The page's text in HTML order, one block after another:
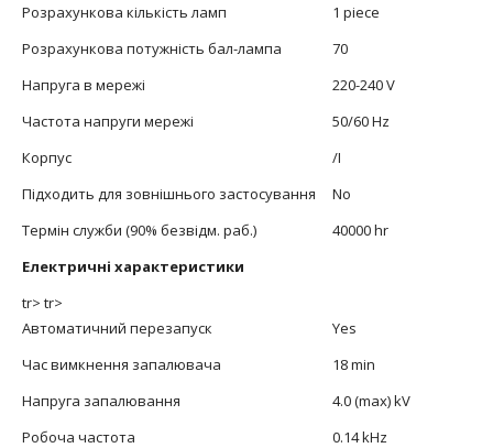
Розрахункова кількість ламп
1 piece
Розрахункова потужність бал-лампа
70
Напруга в мережі
220-240 V
Частота напруги мережі
50/60 Hz
Корпус
/I
Підходить для зовнішнього застосування
No
Термін служби (90% безвідм. раб.)
40000 hr
Електричні характеристики
tr> tr>
Автоматичний перезапуск
Yes
Час вимкнення запалювача
18 min
Напруга запалювання
4.0 (max) kV
Робоча частота
0.14 kHz